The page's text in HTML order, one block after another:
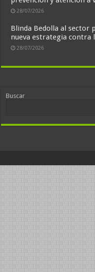
28/07/2026
Blinda Bedolla al sector
nueva estrategia contra
28/07/2026
Buscar